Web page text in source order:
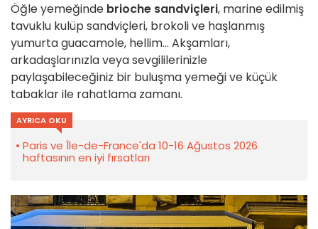
Öğle yemeğinde brioche sandviçleri, marine edilmiş
tavuklu kulüp sandviçleri, brokoli ve haşlanmış
yumurta guacamole, hellim... Akşamları,
arkadaşlarınızla veya sevgililerinizle
paylaşabileceğiniz bir buluşma yemeği ve küçük
tabaklar ile rahatlama zamanı.
AYRICA OKU
Paris ve Île-de-France'da 10-16 Ağustos 2026
haftasının en iyi fırsatları